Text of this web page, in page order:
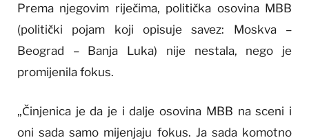
Prema njegovim riječima, politička osovina MBB
(politički pojam koji opisuje savez: Moskva –
Beograd – Banja Luka) nije nestala, nego je
promijenila fokus.
„Činjenica je da je i dalje osovina MBB na sceni i
oni sada samo mijenjaju fokus. Ja sada komotno